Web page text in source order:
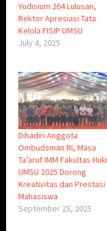
Yudisium 264 Lulusan,
Rektor Apresiasi Tata
Kelola FISIP UMSU
July 4, 2025
Dihadiri Anggota
Ombudsman RI, Masa
Ta’aruf IMM Fakultas
UMSU 2025 Dorong
Kreativitas dan Prestasi
Mahasiswa
September 25, 2025